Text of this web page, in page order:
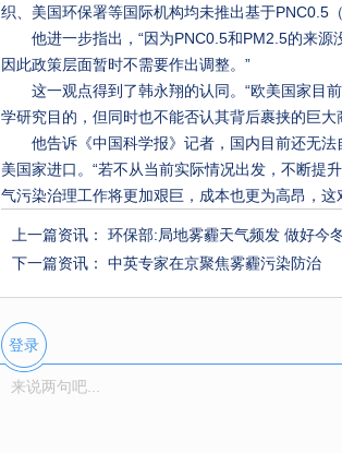
织、美国环保署等国际机构均未推出基于PNC0.5
他进一步指出，“因为PNC0.5和PM2.5的来源
因此政策层面暂时不需要作出调整。”
这一观点得到了韩永翔的认同。“欧美国家目
学研究目的，但同时也不能否认其背后裹挟的巨大
他告诉《中国科学报》记者，国内目前还无
美国家进口。“若不从当前实际情况出发，不断提
气污染治理工作将更加艰巨，成本也更为高昂，
上一篇资讯：环保部:局地雾霾天气频发 做好今
下一篇资讯：中英专家在京聚焦雾霾污染防治
登录